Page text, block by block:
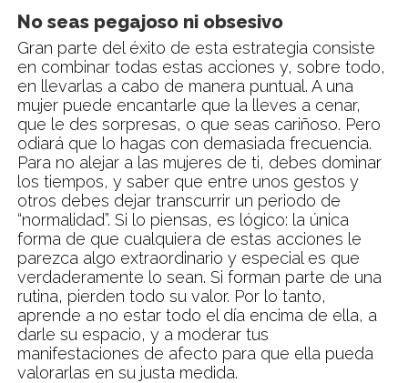
No seas pegajoso ni obsesivo
Gran parte del éxito de esta estrategia consiste
en combinar todas estas acciones y, sobre todo,
en llevarlas a cabo de manera puntual. A una
mujer puede encantarle que la lleves a cenar,
que le des sorpresas, o que seas cariñoso. Pero
odiará que lo hagas con demasiada frecuencia.
Para no alejar a las mujeres de ti, debes dominar
los tiempos, y saber que entre unos gestos y
otros debes dejar transcurrir un periodo de
“normalidad”. Si lo piensas, es lógico: la única
forma de que cualquiera de estas acciones le
parezca algo extraordinario y especial es que
verdaderamente lo sean. Si forman parte de una
rutina, pierden todo su valor. Por lo tanto,
aprende a no estar todo el día encima de ella, a
darle su espacio, y a moderar tus
manifestaciones de afecto para que ella pueda
valorarlas en su justa medida.